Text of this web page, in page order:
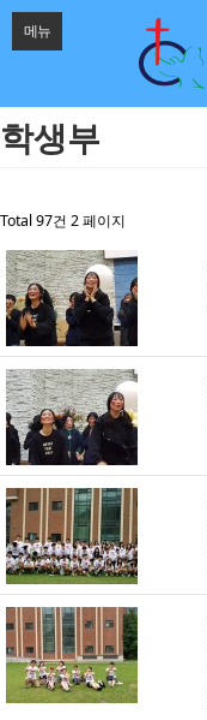
메뉴
학생부
Total 97건 2 페이지